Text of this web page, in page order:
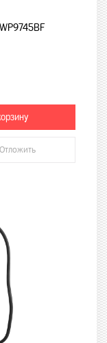
Отложить